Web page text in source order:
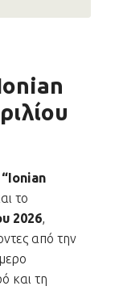
το
2026,
από την
και τη